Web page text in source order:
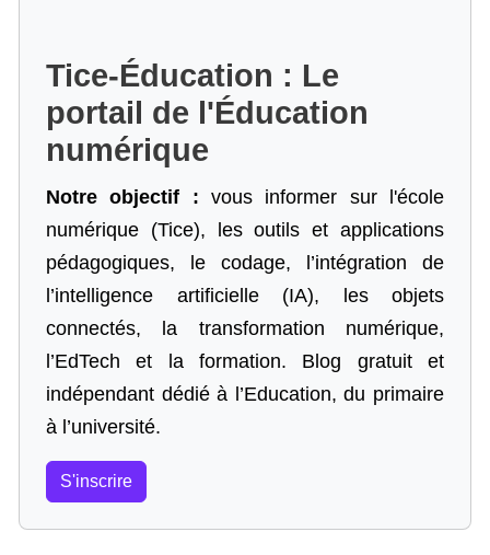
Tice-Éducation : Le
portail de l'Éducation
numérique
Notre objectif : vous informer sur l'école
numérique (Tice), les outils et applications
pédagogiques, le codage,
l’intégration de
l’intelligence artificielle (IA), les objets
connectés, la transformation numérique,
l’EdTech et la formation. Blog gratuit et
indépendant dédié à l’Education, du primaire
à l’université.
S'inscrire